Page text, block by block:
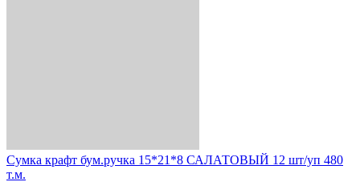
Сумка крафт бум.ручка 15*21*8 САЛАТОВЫЙ 12 шт/уп 480
т.м.